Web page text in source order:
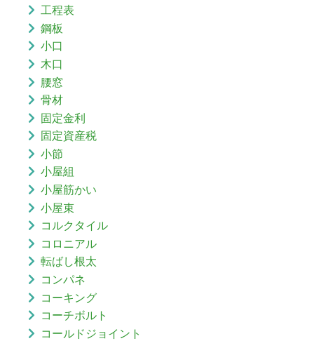
工程表
鋼板
小口
木口
腰窓
骨材
固定金利
固定資産税
小節
小屋組
小屋筋かい
小屋束
コルクタイル
コロニアル
転ばし根太
コンパネ
コーキング
コーチボルト
コールドジョイント